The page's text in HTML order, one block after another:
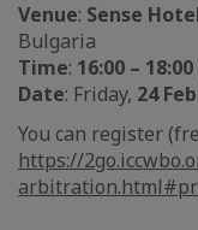
Venue: Sense
Bulgaria
Time: 16:00 – 18:00
Date: Friday, 24
You can register
https://